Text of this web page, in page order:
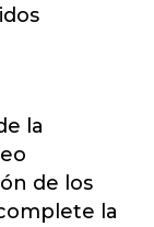
la
de los
la